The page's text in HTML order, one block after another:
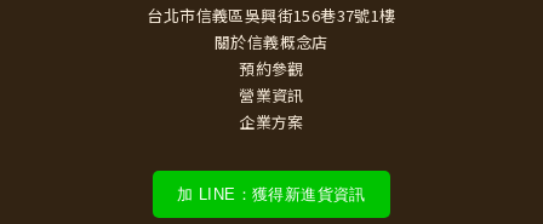
台北市信義區吳興街156巷37號1樓
關於信義概念店
預約參觀
營業資訊
企業方案
加 LINE：獲得新進貨資訊